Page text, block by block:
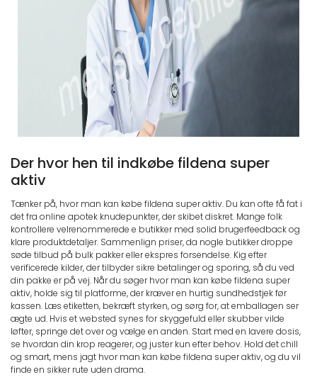
Der hvor hen til indkøbe fildena super
aktiv
Tænker på, hvor man kan købe fildena super aktiv. Du kan ofte få fat i
det fra online apotek knudepunkter, der skibet diskret. Mange folk
kontrollere velrenommerede e butikker med solid brugerfeedback og
klare produktdetaljer. Sammenlign priser, da nogle butikker droppe
søde tilbud på bulk pakker eller ekspres forsendelse. Kig efter
verificerede kilder, der tilbyder sikre betalinger og sporing, så du ved
din pakke er på vej. Når du søger hvor man kan købe fildena super
aktiv, holde sig til platforme, der kræver en hurtig sundhedstjek før
kassen. Læs etiketten, bekræft styrken, og sørg for, at emballagen ser
ægte ud. Hvis et websted synes for skyggefuld eller skubber vilde
løfter, springe det over og vælge en anden. Start med en lavere dosis,
se hvordan din krop reagerer, og juster kun efter behov. Hold det chill
og smart, mens jagt hvor man kan købe fildena super aktiv, og du vil
finde en sikker rute uden drama.